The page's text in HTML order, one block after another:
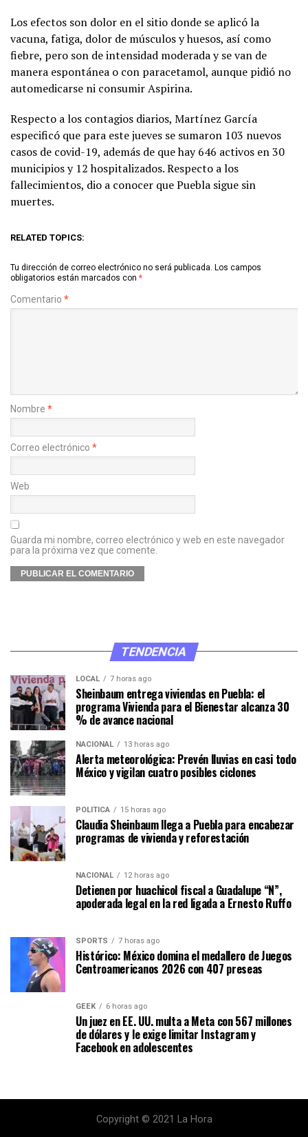
Los efectos son dolor en el sitio donde se aplicó la
vacuna, fatiga, dolor de músculos y huesos, así como
fiebre, pero son de intensidad moderada y se van de
manera espontánea o con paracetamol, aunque pidió no
automedicarse ni consumir Aspirina.
Respecto a los contagios diarios, Martínez García
especificó que para este jueves se sumaron 103 nuevos
casos de covid-19, además de que hay 646 activos en 30
municipios y 12 hospitalizados. Respecto a los
fallecimientos, dio a conocer que Puebla sigue sin
muertes.
RELATED TOPICS:
Tu dirección de correo electrónico no será publicada. Los campos
obligatorios están marcados con *
Comentario *
Nombre *
Correo electrónico *
Web
Guarda mi nombre, correo electrónico y web en este navegador
para la próxima vez que comente.
TENDENCIA
LOCAL 7 horas ago
Sheinbaum entrega viviendas en Puebla: el
programa Vivienda para el Bienestar alcanza 30
% de avance nacional
NACIONAL 13 horas ago
Alerta meteorológica: Prevén lluvias en casi todo
México y vigilan cuatro posibles ciclones
POLÍTICA 15 horas ago
Claudia Sheinbaum llega a Puebla para encabezar
programas de vivienda y reforestación
NACIONAL 12 horas ago
Detienen por huachicol fiscal a Guadalupe “N”,
apoderada legal en la red ligada a Ernesto Ruffo
SPORTS 7 horas ago
Histórico: México domina el medallero de Juegos
Centroamericanos 2026 con 407 preseas
GEEK 6 horas ago
Un juez en EE. UU. multa a Meta con 567 millones
de dólares y le exige limitar Instagram y
Facebook en adolescentes
Copyright © 2021 La Hora